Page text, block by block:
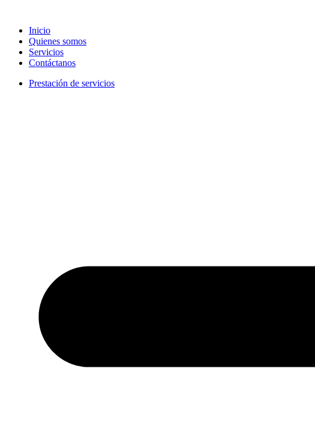
Inicio
Quienes somos
Servicios
Contáctanos
Prestación de servicios